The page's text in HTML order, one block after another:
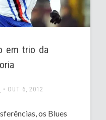
em trio da
• OUT 6, 2012
os Blues